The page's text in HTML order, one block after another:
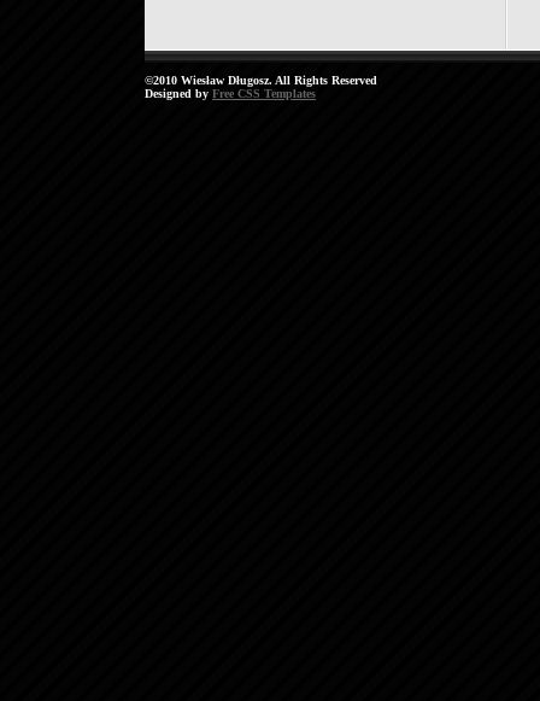
©2010 Wiesław Długosz. All Rights Reserved
Designed by Free CSS Templates